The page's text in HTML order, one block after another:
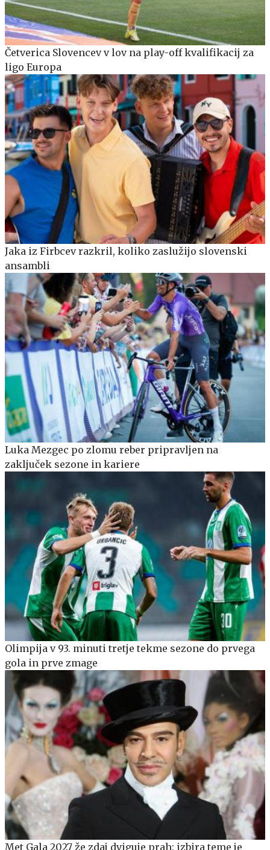
Četverica Slovencev v lov na play-off kvalifikacij za
ligo Europa
Jaka iz Firbcev razkril, koliko zaslužijo slovenski
ansambli
Luka Mezgec po zlomu reber pripravljen na
zaključek sezone in kariere
Olimpija v 93. minuti tretje tekme sezone do prvega
gola in prve zmage
Met Gala 2027 že zdaj dviguje prah: izbira teme je